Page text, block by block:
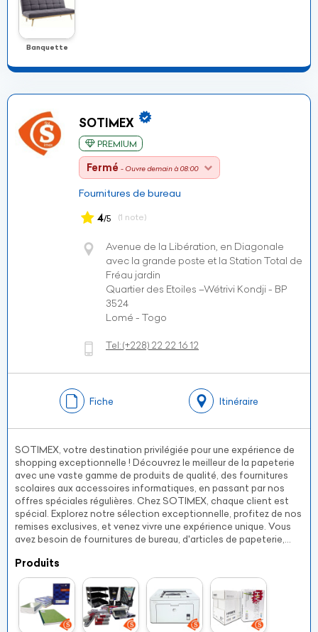
Banquette
SOTIMEX
PREMIUM
Fermé - Ouvre demain à 08:00
Fournitures de bureau
4/5 (1 note)
Avenue de la Libération, en Diagonale
avec la grande poste et la Station Total de
Fréau jardin
Quartier des Etoiles –Wétrivi Kondji - BP
3524
Lomé - Togo
Tel:(+228) 22 22 16 12
Fiche Itinéraire
SOTIMEX, votre destination privilégiée pour une expérience de
shopping exceptionnelle ! Découvrez le meilleur de la papeterie
avec une vaste gamme de produits de qualité, des fournitures
scolaires aux accessoires informatiques, en passant par nos
offres spéciales régulières. Chez SOTIMEX, chaque client est
spécial. Explorez notre sélection exceptionnelle, profitez de nos
remises exclusives, et venez vivre une expérience unique. Vous
avez besoin de fournitures de bureau, d'articles de papeterie,...
Produits